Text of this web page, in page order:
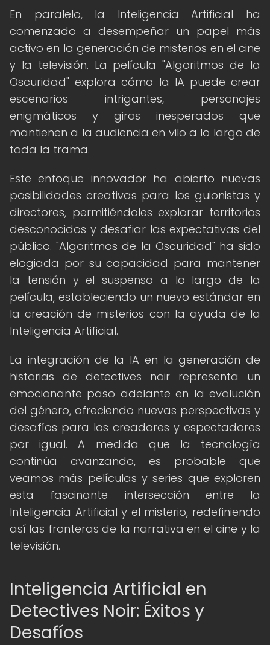
En paralelo, la Inteligencia Artificial ha
comenzado a desempeñar un papel más
activo en la generación de misterios en el cine
y la televisión. La película "Algoritmos de la
Oscuridad" explora cómo la IA puede crear
escenarios intrigantes, personajes
enigmáticos y giros inesperados que
mantienen a la audiencia en vilo a lo largo de
toda la trama.
Este enfoque innovador ha abierto nuevas
posibilidades creativas para los guionistas y
directores, permitiéndoles explorar territorios
desconocidos y desafiar las expectativas del
público. "Algoritmos de la Oscuridad" ha sido
elogiada por su capacidad para mantener
la tensión y el suspenso a lo largo de la
película, estableciendo un nuevo estándar en
la creación de misterios con la ayuda de la
Inteligencia Artificial.
La integración de la IA en la generación de
historias de detectives noir representa un
emocionante paso adelante en la evolución
del género, ofreciendo nuevas perspectivas y
desafíos para los creadores y espectadores
por igual. A medida que la tecnología
continúa avanzando, es probable que
veamos más películas y series que exploren
esta fascinante intersección entre la
Inteligencia Artificial y el misterio, redefiniendo
así las fronteras de la narrativa en el cine y la
televisión.
Inteligencia Artificial en
Detectives Noir: Éxitos y
Desafíos